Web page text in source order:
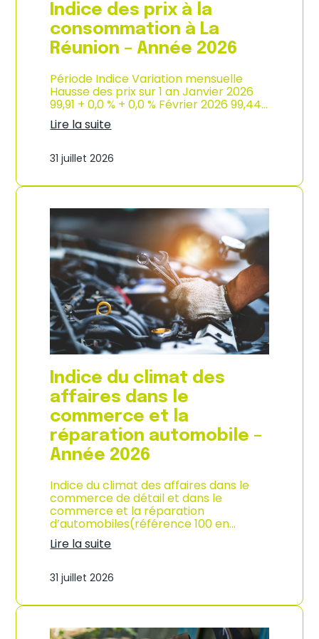
2
0
2
6
Indice des prix à la
consommation à La
Réunion – Année 2026
Période Indice Variation mensuelle
Hausse des prix sur 1 an Janvier 2026
99,91 + 0,0 % + 0,0 % Février 2026 99,44…
Lire la suite
n
i
e
e
s
p
r
i
x
à
l
a
c
o
n
s
o
m
m
a
t
o
n
à
L
R
u
n
o
n
31 juillet 2026
Indice du climat des
affaires dans le
commerce et la
réparation automobile –
Année 2026
Indice du climat des affaires dans le
commerce de détail et dans le
commerce et la réparation
d’automobiles(référence 100 en…
Lire la suite
n
i
e
31 juillet 2026